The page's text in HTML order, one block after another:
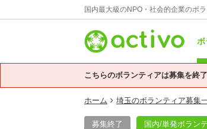
国内最大級のNPO・社会的企業のボ
こちらのボランティアは募集を終了
ホーム 埼玉のボランティア募集
募集終了 国内/単発ボラン